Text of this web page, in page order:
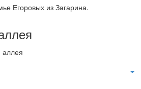
Егоровых из Загарина.